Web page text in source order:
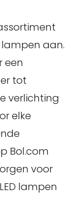
lampen aan.
een
tot
verlichting
elke
Bol.com
voor
lampen